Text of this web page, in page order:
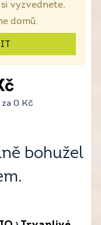
vyzvednete,
domů.
0 Kč
bohužel